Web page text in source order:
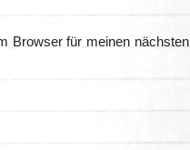
Browser für meinen nächsten